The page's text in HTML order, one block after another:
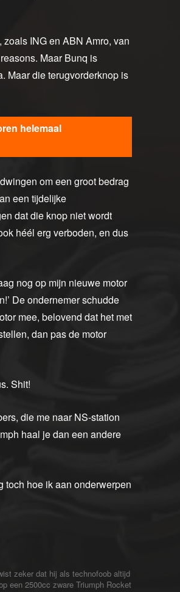
zoals ING en ABN Amro, van
Maar Bunq is
Maar die terugvorderknop is
helemaal
om een groot bedrag
een tijdelijke
dat die knop niet wordt
héél erg verboden, en dus
nog op mijn nieuwe motor
De ondernemer schudde
mee, belovend dat het met
dan pas de motor
Shit!
die me naar NS-station
haal je dan een andere
toch hoe ik aan onderwerpen
zeker dat hij als technofoob altijd
een 2500cc zware Triumph Rocket